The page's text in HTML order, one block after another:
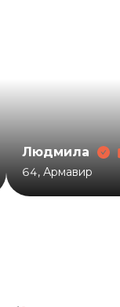
Людмила
64, Армавир